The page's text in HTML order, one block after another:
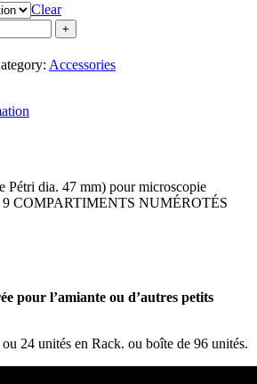
Clear
Accessories
Pétri dia. 47 mm) pour microscopie
9 COMPARTIMENTS NUMÉROTÉS
pour l’amiante ou d’autres petits
24 unités en Rack. ou boîte de 96 unités.